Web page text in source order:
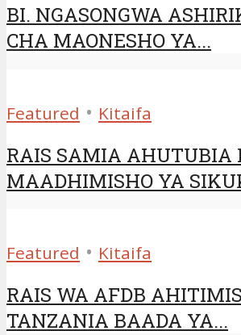
BI. NGASONGWA
CHA MAONESHO YA...
Featured • Kitaifa
RAIS SAMIA AHUTUBIA
MAADHIMISHO YA
Featured • Kitaifa
RAIS WA AFDB
TANZANIA BAADA YA...